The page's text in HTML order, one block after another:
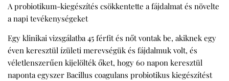
A probiotikum-kiegészítés csökkentette a fájdalmat és növelte
a napi tevékenységeket
Egy klinikai vizsgálatba 45 férfit és nőt vontak be, akiknek egy
éven keresztül ízületi merevségük és fájdalmuk volt, és
véletlenszerűen kijelölték őket, hogy 60 napon keresztül
naponta egyszer Bacillus coagulans probiotikus kiegészítést